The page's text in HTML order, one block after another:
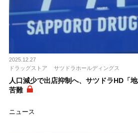
2025.12.27
ドラッグストア
サツドラホールディングス
人口減少で出店抑制へ、サツドラHD「
苦難
ニュース